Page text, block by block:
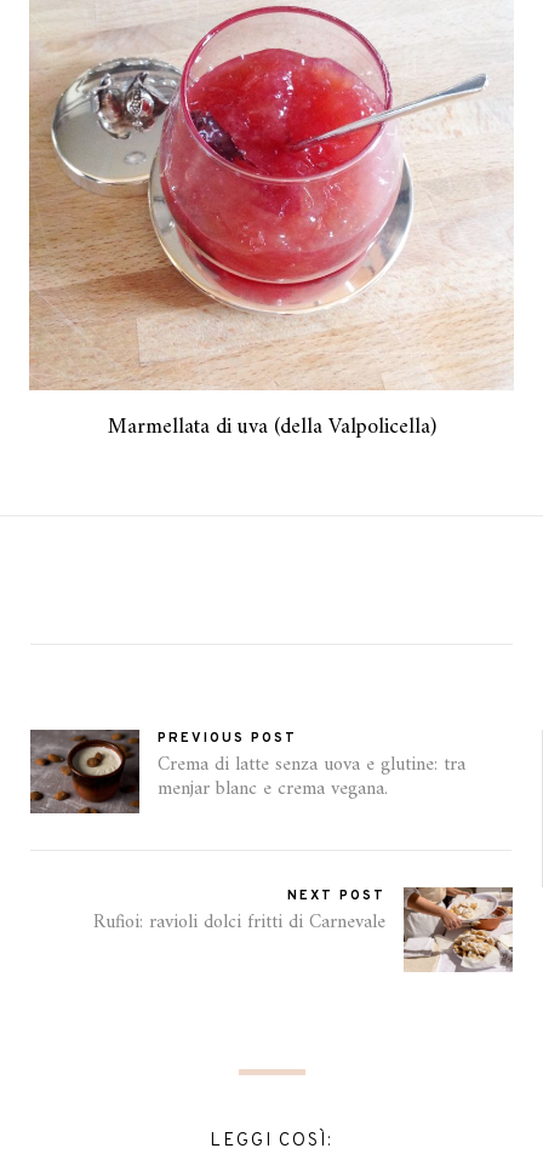
Marmellata di uva (della Valpolicella)
PREVIOUS POST
Crema di latte senza uova e glutine: tra
menjar blanc e crema vegana.
NEXT POST
Rufioi: ravioli dolci fritti di Carnevale
LEGGI COSÌ: